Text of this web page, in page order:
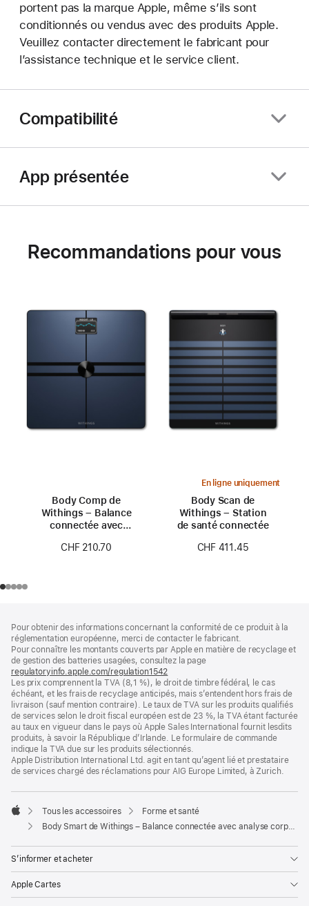
portent pas la marque Apple, même s’ils sont
conditionnés ou vendus avec des produits Apple.
Veuillez contacter directement le fabricant pour
l’assistance technique et le service client.
Compatibilité
App présentée
Recommandations pour vous
Body Comp de
Withings – Balance
connectée avec
complète
CHF 210.70
En ligne uniquement
Body Scan de
Withings – Station
de santé connectée
CHF 411.45
de
page
de
bas
de
page
Pour obtenir des informations concernant la conformité de ce produit à la
réglementation européenne, merci de contacter le fabricant.
Pour connaître les montants couverts par Apple en matière de recyclage et
de gestion des batteries usagées, consultez la page
regulatoryinfo.apple.com/regulation1542
dans
une
nouvelle
fenêtre)
Les prix comprennent la TVA (8,1 %), le droit de timbre fédéral, le cas
échéant, et les frais de recyclage anticipés, mais s’entendent hors frais de
livraison (sauf mention contraire). Le taux de TVA sur les produits qualifiés
de services selon le droit fiscal européen est de 23 %, la TVA étant facturée
au taux en vigueur dans le pays où Apple Sales International fournit lesdits
produits, à savoir la République d’Irlande. Le formulaire de commande
indique la TVA due sur les produits sélectionnés.
Apple Distribution International Ltd. agit en tant qu’agent lié et prestataire
de services chargé des réclamations pour AIG Europe Limited, à Zurich.
Apple
Tous les accessoires
Forme et santé
Body Smart de Withings – Balance connectée avec analyse corporelle avancée
S’informer et acheter
Apple Cartes